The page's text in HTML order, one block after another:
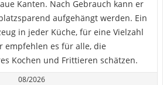
Kanten. Nach Gebrauch kann er
aufgehängt werden. Ein
in jeder Küche, für eine Vielzahl
empfehlen es für alle, die
Kochen und Frittieren schätzen.
08/2026